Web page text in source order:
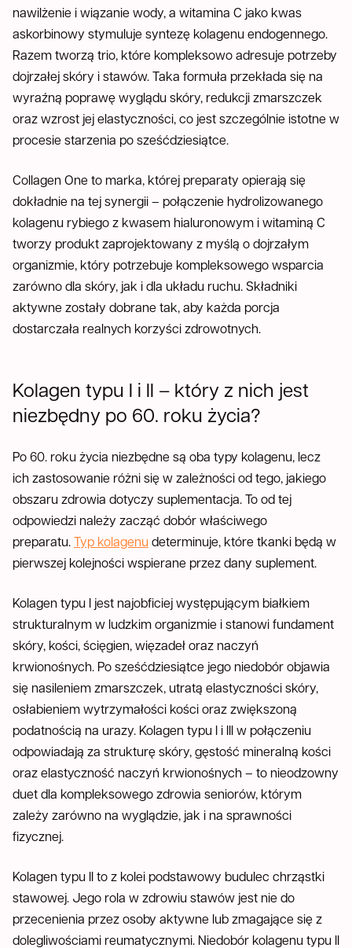
nawilżenie i wiązanie wody, a witamina C jako kwas
askorbinowy stymuluje syntezę kolagenu endogennego.
Razem tworzą trio, które kompleksowo adresuje potrzeby
dojrzałej skóry i stawów. Taka formuła przekłada się na
wyraźną poprawę wyglądu skóry, redukcji zmarszczek
oraz wzrost jej elastyczności, co jest szczególnie istotne w
procesie starzenia po sześćdziesiątce.
Collagen One to marka, której preparaty opierają się
dokładnie na tej synergii – połączenie hydrolizowanego
kolagenu rybiego z kwasem hialuronowym i witaminą C
tworzy produkt zaprojektowany z myślą o dojrzałym
organizmie, który potrzebuje kompleksowego wsparcia
zarówno dla skóry, jak i dla układu ruchu. Składniki
aktywne zostały dobrane tak, aby każda porcja
dostarczała realnych korzyści zdrowotnych.
Kolagen typu I i II – który z nich jest
niezbędny po 60. roku życia?
Po 60. roku życia niezbędne są oba typy kolagenu, lecz
ich zastosowanie różni się w zależności od tego, jakiego
obszaru zdrowia dotyczy suplementacja. To od tej
odpowiedzi należy zacząć dobór właściwego
preparatu.Typ kolagenu determinuje, które tkanki będą w
pierwszej kolejności wspierane przez dany suplement.
Kolagen typu I jest najobficiej występującym białkiem
strukturalnym w ludzkim organizmie i stanowi fundament
skóry, kości, ścięgien, więzadeł oraz naczyń
krwionośnych. Po sześćdziesiątce jego niedobór objawia
się nasileniem zmarszczek, utratą elastyczności skóry,
osłabieniem wytrzymałości kości oraz zwiększoną
podatnością na urazy. Kolagen typu I i III w połączeniu
odpowiadają za strukturę skóry, gęstość mineralną kości
oraz elastyczność naczyń krwionośnych – to nieodzowny
duet dla kompleksowego zdrowia seniorów, którym
zależy zarówno na wyglądzie, jak i na sprawności
fizycznej.
Kolagen typu II to z kolei podstawowy budulec chrząstki
stawowej. Jego rola w zdrowiu stawów jest nie do
przecenienia przez osoby aktywne lub zmagające się z
dolegliwościami reumatycznymi. Niedobór kolagenu typu II